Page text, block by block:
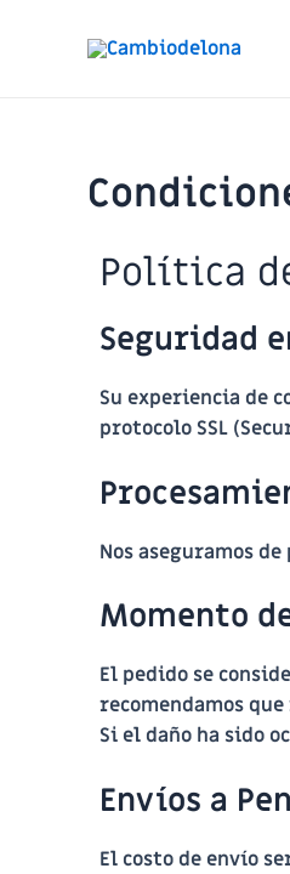
Política
Seguridad
Su experiencia de
protocolo SSL
Nos aseguramos
Momento
El pedido se
recomendamos
Si el daño ha sido
Envíos a
El costo de envío